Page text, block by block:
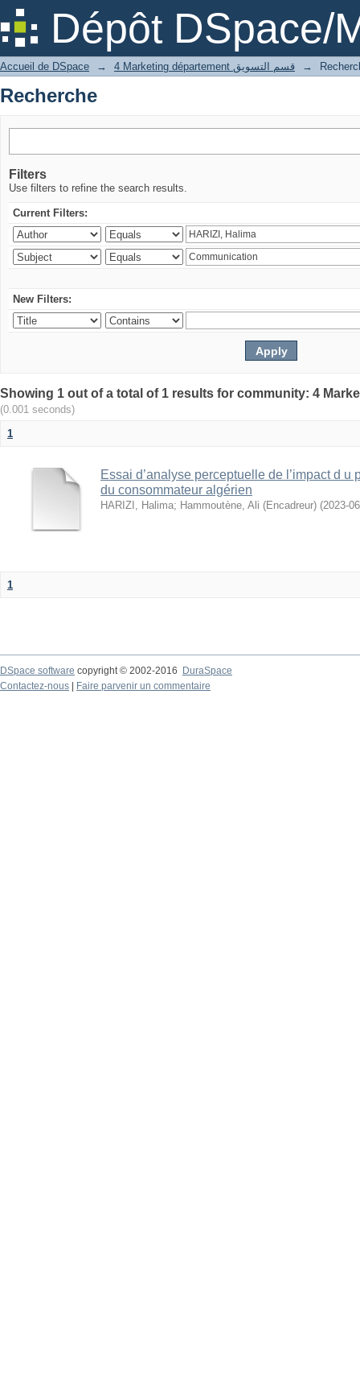
Dépôt DSpace/
Recherche
Accueil de DSpace → 4 Marketing département قسم التسويق →
Recherche
Filters
Use filters to refine the search results.
Current Filters:
New Filters:
(0.001 seconds)
1
Essai d’analyse perceptuelle de l’impact d
du consommateur algérien
HARIZI, Halima; Hammoutène, Ali (Encadreur) (2023-
1
DSpace software copyright © 2002-2016
DuraSpace
Contactez-nous
Faire parvenir un commentaire